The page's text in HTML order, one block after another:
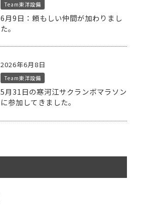
Team東洋設備
6月9日：頼もしい仲間が加わりまし
た。
2026年6月8日
Team東洋設備
5月31日の寒河江サクランボマラソン
に参加してきました。